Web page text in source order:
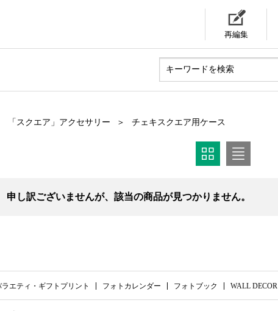
再編集
「スクエア」アクセサリー チェキスクエア用ケース
申し訳ございませんが、該当の商品が見つかりません。
ラエティ・ギフトプリント フォトカレンダー フォトブック WALL DECOR